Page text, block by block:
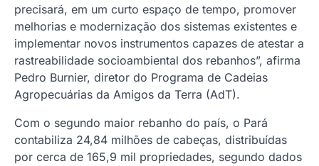
precisará, em um curto espaço de tempo, promover
melhorias e modernização dos sistemas existentes e
implementar novos instrumentos capazes de atestar a
rastreabilidade socioambiental dos rebanhos”, afirma
Pedro Burnier, diretor do Programa de Cadeias
Agropecuárias da Amigos da Terra (AdT).
Com o segundo maior rebanho do país, o Pará
contabiliza 24,84 milhões de cabeças, distribuídas
por cerca de 165,9 mil propriedades, segundo dados